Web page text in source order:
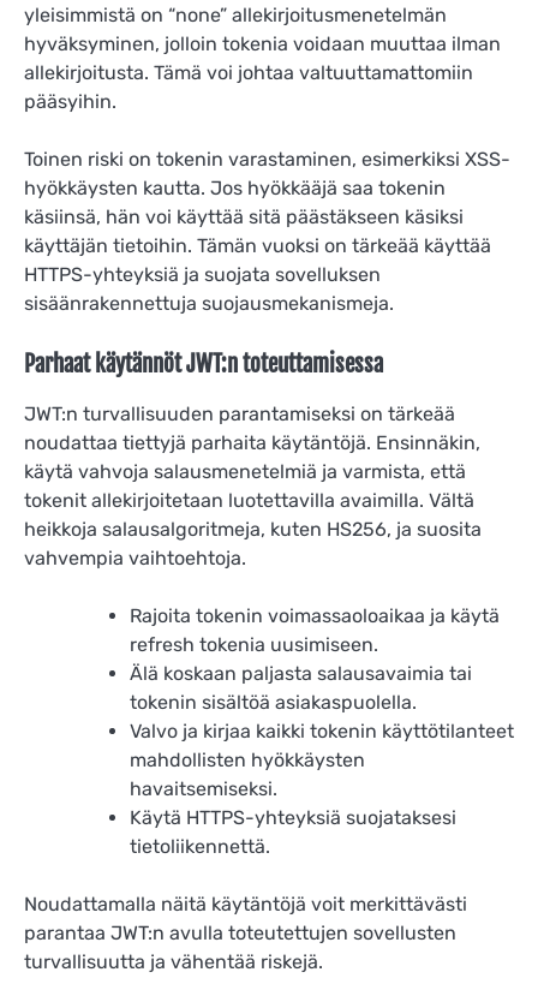
yleisimmistä on “none” allekirjoitusmenetelmän
hyväksyminen, jolloin tokenia voidaan muuttaa ilman
allekirjoitusta. Tämä voi johtaa valtuuttamattomiin
pääsyihin.
Toinen riski on tokenin varastaminen, esimerkiksi XSS-
hyökkäysten kautta. Jos hyökkääjä saa tokenin
käsiinsä, hän voi käyttää sitä päästäkseen käsiksi
käyttäjän tietoihin. Tämän vuoksi on tärkeää käyttää
HTTPS-yhteyksiä ja suojata sovelluksen
sisäänrakennettuja suojausmekanismeja.
Parhaat käytännöt JWT:n toteuttamisessa
JWT:n turvallisuuden parantamiseksi on tärkeää
noudattaa tiettyjä parhaita käytäntöjä. Ensinnäkin,
käytä vahvoja salausmenetelmiä ja varmista, että
tokenit allekirjoitetaan luotettavilla avaimilla. Vältä
heikkoja salausalgoritmeja, kuten HS256, ja suosita
vahvempia vaihtoehtoja.
Rajoita tokenin voimassaoloaikaa ja käytä
refresh tokenia uusimiseen.
Älä koskaan paljasta salausavaimia tai
tokenin sisältöä asiakaspuolella.
Valvo ja kirjaa kaikki tokenin käyttötilanteet
mahdollisten hyökkäysten
havaitsemiseksi.
Käytä HTTPS-yhteyksiä suojataksesi
tietoliikennettä.
Noudattamalla näitä käytäntöjä voit merkittävästi
parantaa JWT:n avulla toteutettujen sovellusten
turvallisuutta ja vähentää riskejä.